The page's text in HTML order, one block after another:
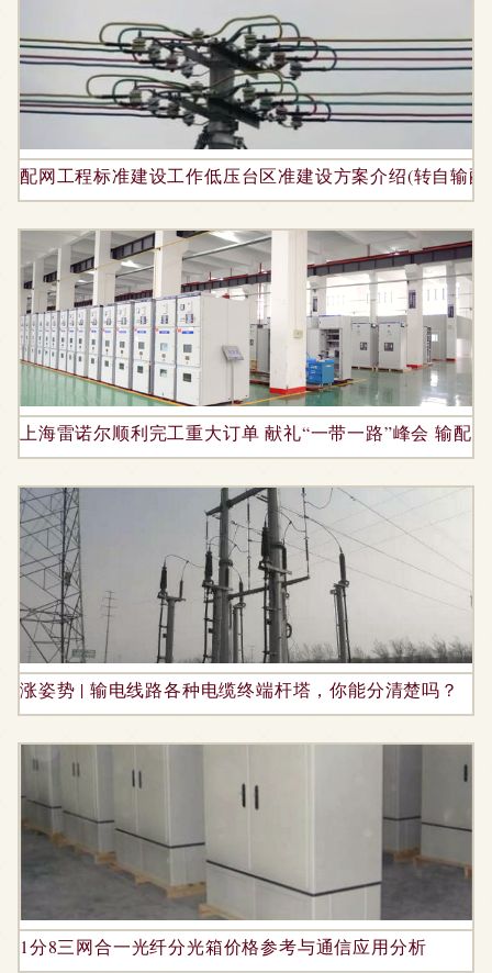
配网工程标准建设工作低压台区准建设方案介绍(转自输
上海雷诺尔顺利完工重大订单 献礼“一带一路”峰会 输配
涨姿势 | 输电线路各种电缆终端杆塔，你能分清楚吗？
1分8三网合一光纤分光箱价格参考与通信应用分析